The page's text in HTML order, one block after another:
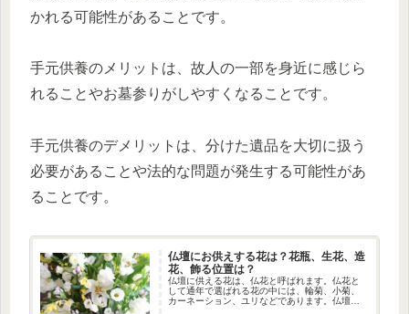
かれる可能性があることです。
手元供養のメリットは、故人の一部を身近に感じら
れることやお墓参りがしやすくなることです。
手元供養のデメリットは、分けた遺品を大切に扱う
必要があることや法的な問題が発生する可能性があ
ることです。
仏壇にお供えする花は？花瓶、生花、造
花、飾る位置は？
仏壇に供える花は、仏花と呼ばれます。仏花と
して通年で選ばれる花の中には、輪菊、小菊、
カーネーション、ユリなどであります。仏壇に